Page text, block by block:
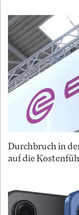
Durchbruch in
auf die